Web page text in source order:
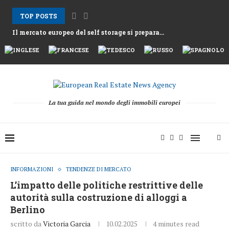
TOP POSTS
Il mercato europeo del self storage si prepara...
Gli affitti ad Atene aumentano mentre la Grecia...
Nemo Garden Una fattoria subacquea che sfida l’agricoltura...
Bruxelles vuole sbloccare 10 mila miliardi di euro...
Greystar Avanza nell’Espansione Strategica del Build to Rent...
Le grandi città prendono di mira le seconde...
Asset alberghieri dopo la stagione 2025 mentre fondi...
Il cambiamento strutturale dietro la ripresa della raccolta...
La tua guida nel mondo degli immobili europei
INFORMAZIONI TENDENZE DI MERCATO
L’impatto delle politiche restrittive delle
autorità sulla costruzione di alloggi a
Berlino
scritto daVictoria Garcia 10.02.2025 4 minutes read